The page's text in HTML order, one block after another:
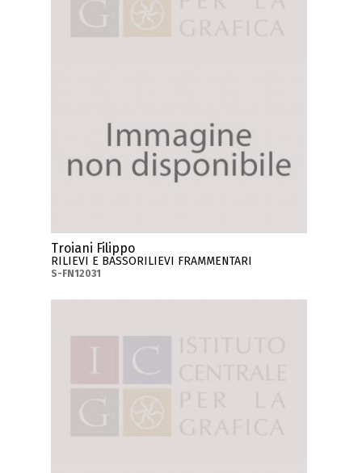
Troiani Filippo
RILIEVI E BASSORILIEVI FRAMMENTARI
S-FN12031